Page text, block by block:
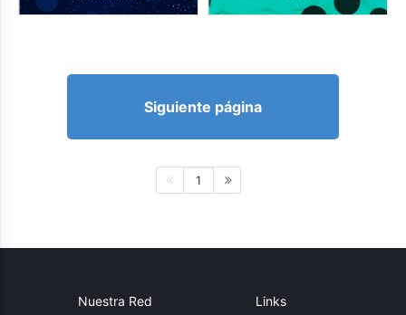
Siguiente página
1
Nuestra Red Links